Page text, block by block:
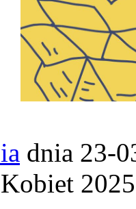
dnia 23-
2025